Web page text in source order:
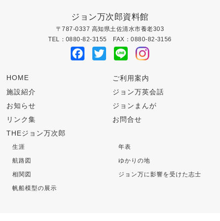
ジョン万次郎資料館
〒787-0337 高知県土佐清水市養老303
TEL：0880-82-3155 FAX：0880-82-3156
Facebook
Twitter Line
HOME
ご利用案内
施設紹介
ジョン万英会話
お知らせ
ジョンまんが
リンク集
お問合せ
THEジョン万次郎
生涯
年表
航路図
ゆかりの地
相関図
ジョン万に影響を受けた志士
帆船模型の展示